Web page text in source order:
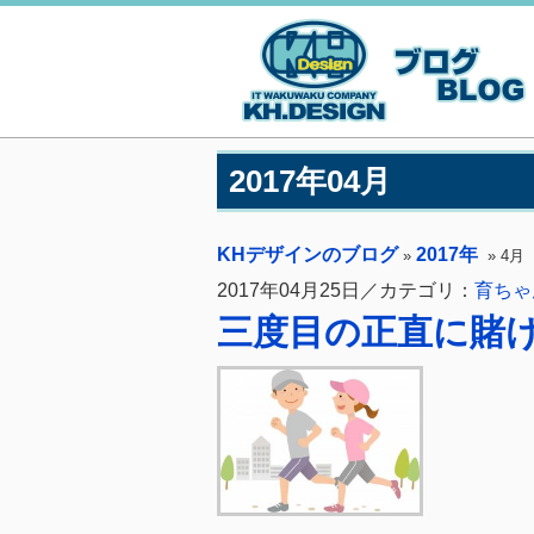
2017年04月
KHデザインのブログ » 2017年 » 4月
2017年04月25日／カテゴリ： 育ち
三度目の正直に賭